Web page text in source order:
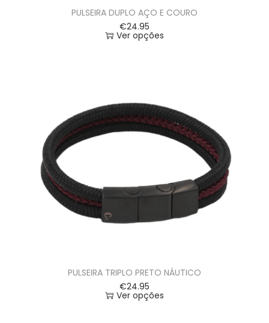
PULSEIRA DUPLO AÇO E COURO
€24.95
Ver opções
PULSEIRA TRIPLO PRETO NÁUTICO
€24.95
Ver opções